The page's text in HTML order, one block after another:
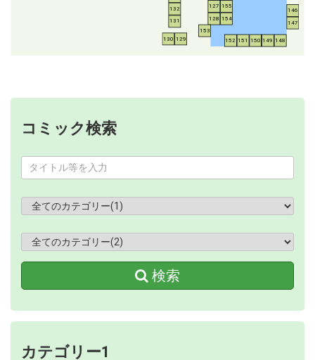
127
128
129
130
131
132
146
147
148
149
150
151
152
153
154
155
コミック検索
検索
カテゴリー1